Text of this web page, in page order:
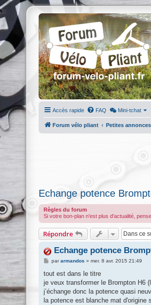
Accès rapide FAQ Mini-tchat
Forum vélo pliant Petites annonces
Echange potence
Règles du forum
Si votre bon-plan n'est plus d'actualité,
Répondre
Echange potence
M
s
a
g
pararmandos » mer. 8 avr. 2015 21:49
tout est dans le titre
je veux transformer le Brompton H6
j’échange donc la potence quasi
la potence est blanche mat d'origine